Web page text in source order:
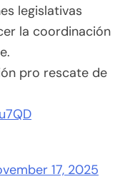
legislativas
la coordinación
pro rescate de
17, 2025